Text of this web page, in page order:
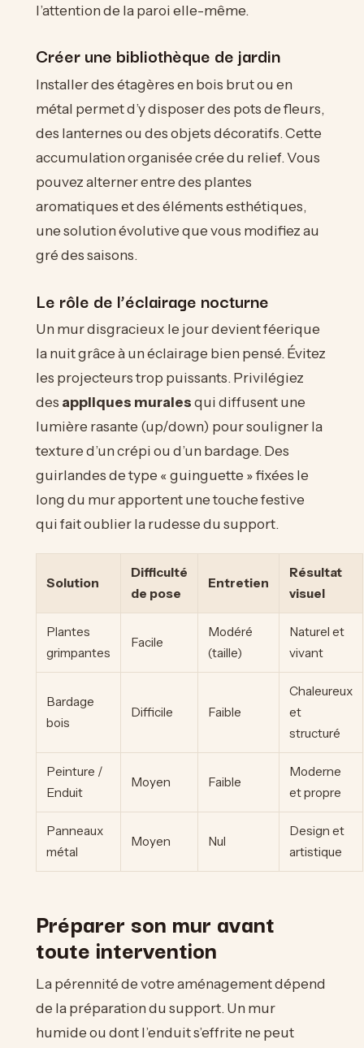
l’attention de la paroi elle-même.
Créer une bibliothèque de jardin
Installer des étagères en bois brut ou en
métal permet d’y disposer des pots de fleurs,
des lanternes ou des objets décoratifs. Cette
accumulation organisée crée du relief. Vous
pouvez alterner entre des plantes
aromatiques et des éléments esthétiques,
une solution évolutive que vous modifiez au
gré des saisons.
Le rôle de l’éclairage nocturne
Un mur disgracieux le jour devient féerique
la nuit grâce à un éclairage bien pensé. Évitez
les projecteurs trop puissants. Privilégiez
des appliques muralesqui diffusent une
lumière rasante (up/down) pour souligner la
texture d’un crépi ou d’un bardage. Des
guirlandes de type « guinguette » fixées le
long du mur apportent une touche festive
qui fait oublier la rudesse du support.
Solution
Difficulté
de pose
Entretien
Résultat
visuel
Plantes
grimpantes
Facile
Modéré
(taille)
Naturel et
vivant
Bardage
bois
Difficile Faible
Chaleureux
et
structuré
Peinture /
Enduit
Moyen Faible
Moderne
et propre
Panneaux
métal
Moyen Nul
Design et
artistique
Préparer son mur avant
toute intervention
La pérennité de votre aménagement dépend
de la préparation du support. Un mur
humide ou dont l’enduit s’effrite ne peut